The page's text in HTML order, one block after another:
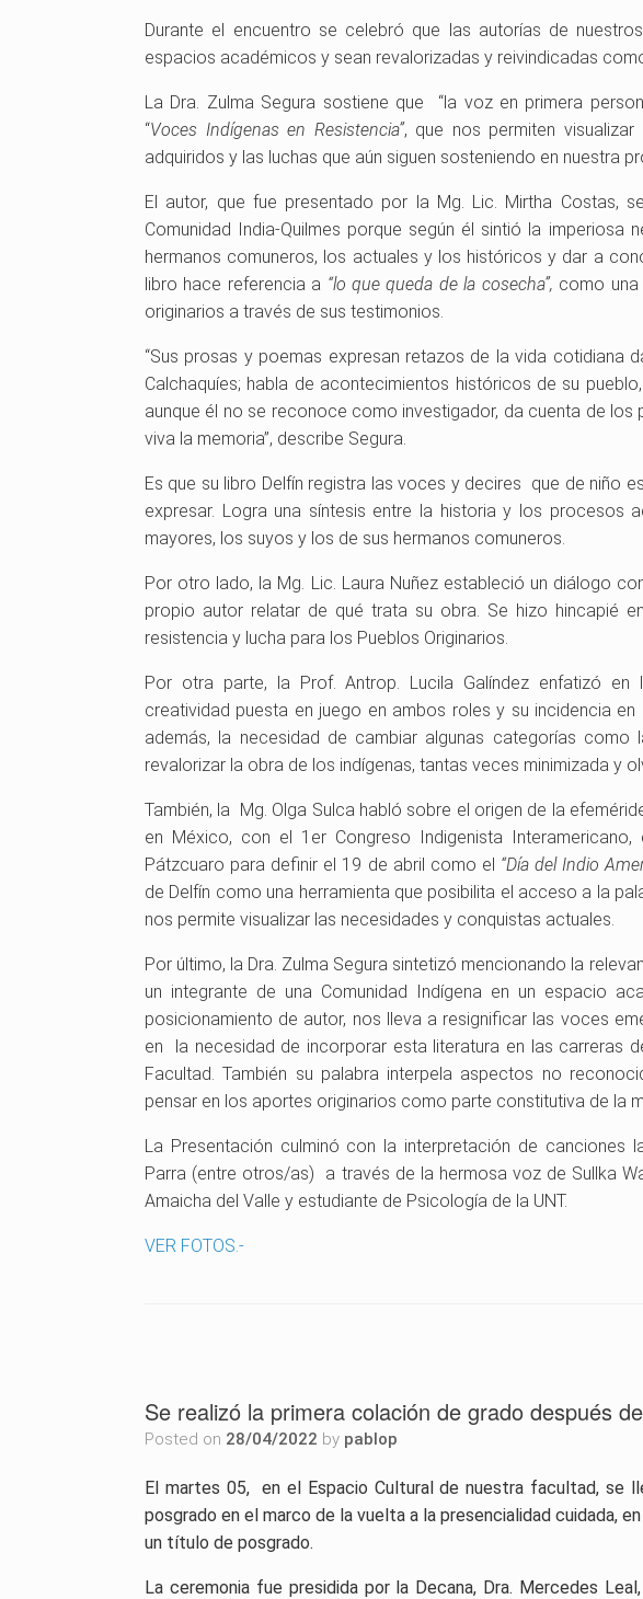
Durante el encuentro se celebró que las autorías de
espacios académicos y sean revalorizadas y reivindicadas
La Dra. Zulma Segura sostiene que “la voz en primera
“Voces Indígenas en Resistencia”, que nos permiten
adquiridos y las luchas que aún siguen sosteniendo en nuestra
El autor, que fue presentado por la Mg. Lic. Mirtha Costas,
Comunidad India-Quilmes porque según él sintió la imperiosa
hermanos comuneros, los actuales y los históricos y dar a
libro hace referencia a “lo que queda de la cosecha”, como
originarios a través de sus testimonios.
“Sus prosas y poemas expresan retazos de la vida cotidiana
Calchaquíes; habla de acontecimientos históricos de su
aunque él no se reconoce como investigador, da cuenta de
viva la memoria”, describe Segura.
Es que su libro Delfín registra las voces y decires que de niño
expresar. Logra una síntesis entre la historia y los procesos
mayores, los suyos y los de sus hermanos comuneros.
Por otro lado, la Mg. Lic. Laura Nuñez estableció un diálogo
propio autor relatar de qué trata su obra. Se hizo hincapié
resistencia y lucha para los Pueblos Originarios.
Por otra parte, la Prof. Antrop. Lucila Galíndez enfatizó
creatividad puesta en juego en ambos roles y su incidencia
además, la necesidad de cambiar algunas categorías como
revalorizar la obra de los indígenas, tantas veces minimizada y
También, la Mg. Olga Sulca habló sobre el origen de la
en México, con el 1er Congreso Indigenista
Pátzcuaro para definir el 19 de abril como el “Día del Indio
de Delfín como una herramienta que posibilita el acceso a la
nos permite visualizar las necesidades y conquistas actuales.
Por último, la Dra. Zulma Segura sintetizó mencionando la
un integrante de una Comunidad Indígena en un espacio
posicionamiento de autor, nos lleva a resignificar las voces
en la necesidad de incorporar esta literatura en las carreras
Facultad. También su palabra interpela aspectos no
pensar en los aportes originarios como parte constitutiva de la
La Presentación culminó con la interpretación de canciones
Parra (entre otros/as) a través de la hermosa voz de Sullka
Amaicha del Valle y estudiante de Psicología de la UNT.
VER FOTOS.-
Se realizó la primera colación de grado después
Posted on 28/04/2022 by pablop
El martes 05, en el Espacio Cultural de nuestra facultad, se
posgrado en el marco de la vuelta a la presencialidad cuidada,
un título de posgrado.
La ceremonia fue presidida por la Decana, Dra. Mercedes